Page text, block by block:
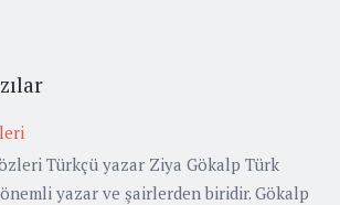
Türkçü yazar Ziya Gökalp Türk
yazar ve şairlerden biridir. Gökalp